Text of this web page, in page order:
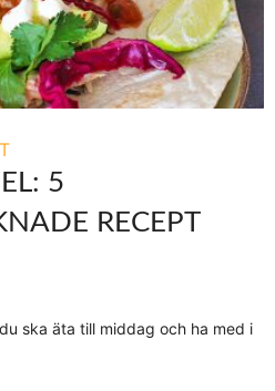
5
RECEPT
ska äta till middag och ha med i